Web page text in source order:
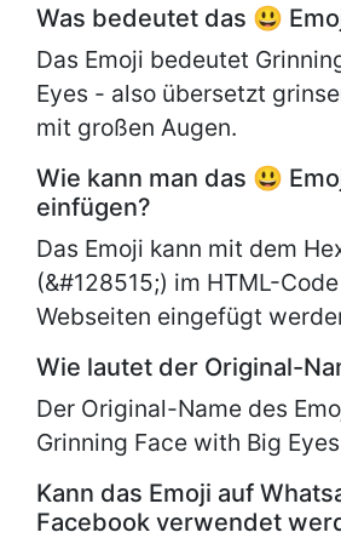
Was bedeutet das 😃
Das Emoji bedeutet
Eyes - also übersetzt
mit großen Augen.
Wie kann man das 😃
einfügen?
Das Emoji kann mit dem
(&#128515;) im HTML-
Webseiten eingefügt
Wie lautet der Original-
Der Original-Name des
Grinning Face with Big
Kann das Emoji auf
Facebook verwendet